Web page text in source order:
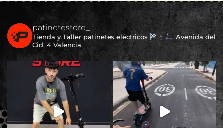
desde
€64,99
hasta
€134,99
variantes.
Las
opciones
se
pueden
elegir
en
la
página
de
patinetestore_
Tienda y Taller patinetes eléctricos
Avenida del
Cid, 4 Valencia